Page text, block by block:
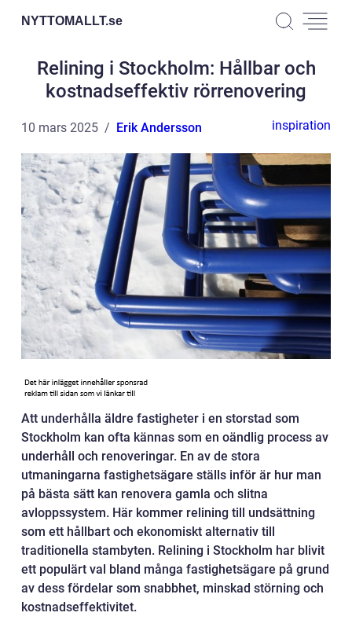
NYTTOMALLT.se
Relining i Stockholm: Hållbar och
kostnadseffektiv rörrenovering
10 mars 2025 Erik Andersson inspiration
Att underhålla äldre fastigheter i en storstad som
Stockholm kan ofta kännas som en oändlig process av
underhåll och renoveringar. En av de stora
utmaningarna fastighetsägare ställs inför är hur man
på bästa sätt kan renovera gamla och slitna
avloppssystem. Här kommer relining till undsättning
som ett hållbart och ekonomiskt alternativ till
traditionella stambyten. Relining i Stockholm har blivit
ett populärt val bland många fastighetsägare på grund
av dess fördelar som snabbhet, minskad störning och
kostnadseffektivitet.